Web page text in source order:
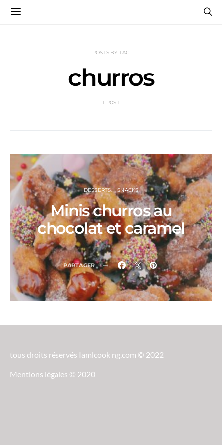
POSTS BY TAG
churros
1 POST
DESSERTS SNACKS
Minis churros au
chocolat et caramel
PARTAGER
tous droits réservés Iamlcooking.com © 2022
Mentions légales © 2020